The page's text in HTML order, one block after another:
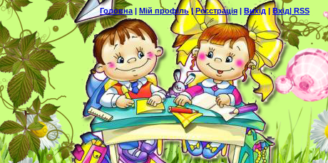
Головна | Мій профіль|Реєстрація | Вихід |Вхід| RSS